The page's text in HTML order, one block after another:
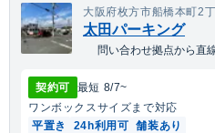
大阪府枚方市船橋本町2
太田パーキング
問い合わせ拠点から直
契約可 最短 8/7~
ワンボックス サイズまで対応
平置き
24h利用可 舗装あり